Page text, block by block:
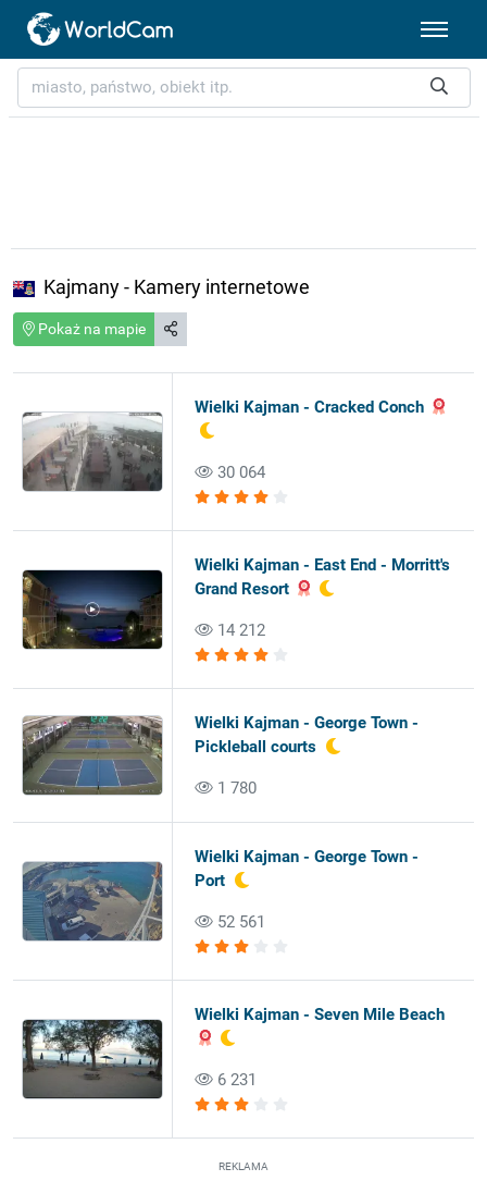
Kajmany - Kamery internetowe
Pokaż na mapie
Wielki Kajman - Cracked Conch
30 064
Wielki Kajman - East End - Morritt's
Grand Resort
14 212
Wielki Kajman - George Town -
Pickleball courts
1 780
Wielki Kajman - George Town -
Port
52 561
Wielki Kajman - Seven Mile Beach
6 231
REKLAMA